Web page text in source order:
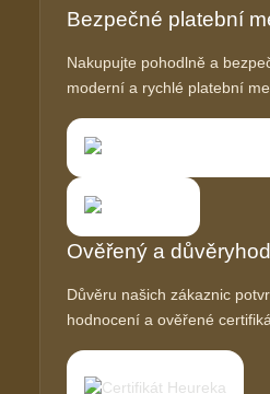
Bezpečné platební
Nakupujte pohodlně a
moderní a rychlé platební
Ověřený a
Důvěru našich zákaznic
hodnocení a ověřené